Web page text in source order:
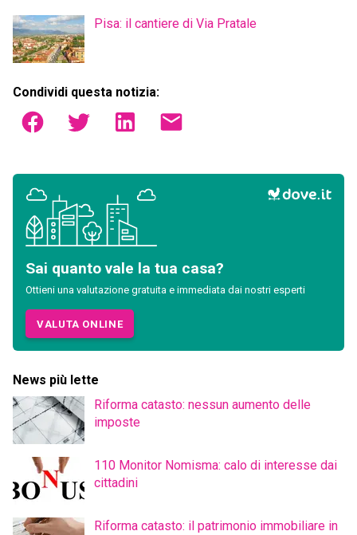
Pisa: il cantiere di Via Pratale
Condividi questa notizia:
Sai quanto vale la tua casa?
Ottieni una valutazione gratuita e immediata dai nostri esperti
VALUTA ONLINE
News più lette
Riforma catasto: nessun aumento delle
imposte
110 Monitor Nomisma: calo di interesse dai
cittadini
Riforma catasto: il patrimonio immobiliare in